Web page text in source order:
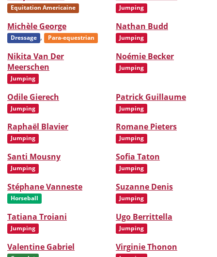
Equitation Americaine Jumping
Michèle George
Dressage , Para-equestrian
Nathan Budd
Jumping
Nikita Van Der
Meerschen
Jumping
Noémie Becker
Jumping
Odile Gierech
Jumping
Patrick Guillaume
Jumping
Raphaël Blavier
Jumping
Romane Pieters
Jumping
Santi Mousny
Jumping
Sofia Taton
Jumping
Stéphane Vanneste
Horseball
Suzanne Denis
Jumping
Tatiana Troiani
Jumping
Ugo Berrittella
Jumping
Valentine Gabriel Virginie Thonon